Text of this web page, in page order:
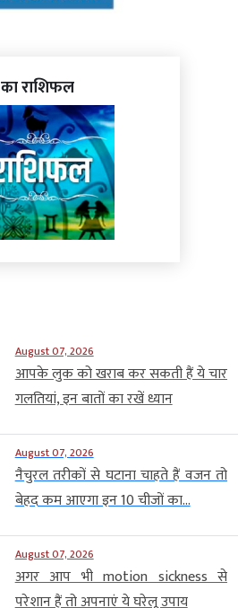
का राशिफल
August 07, 2026
आपके लुक को खराब कर सकती हैं ये चार
गलतियां, इन बातों का रखें ध्यान
August 07, 2026
नैचुरल तरीकों से घटाना चाहते हैं वजन तो
बेहद कम आएगा इन 10 चीजों का...
August 07, 2026
अगर आप भी motion sickness से
परेशान हैं तो अपनाएं ये घरेलू उपाय